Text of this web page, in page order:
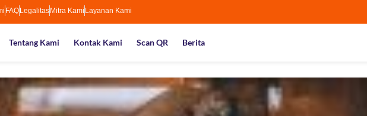
FAQLegalitasMitra Kami Layanan Kami
Tentang Kami Kontak Kami Scan QR Berita